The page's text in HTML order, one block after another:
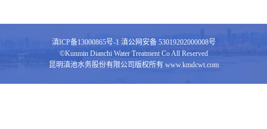
滇ICP备13000865号-1 滇公网安备 53019202000008号
©Kunmin Dianchi Water Treatment Co All Reserved
昆明滇池水务股份有限公司版权所有 www.kmdcwt.com